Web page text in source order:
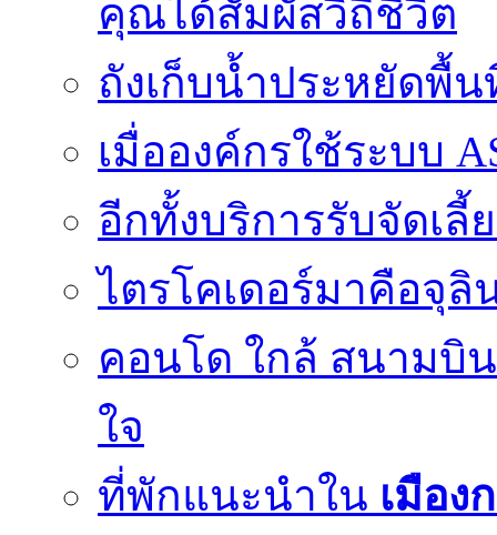
คุณได้สัมผัสวิถีชีวิต
ถังเก็บน้ำประหยัดพื้
เมื่อองค์กรใช้ระบบ
อีกทั้งบริการรับจัดเลี้
ไตรโคเดอร์มาคือจุ
คอนโด ใกล้ สนามบิ
ใจ
ที่พักแนะนำใน เมือง